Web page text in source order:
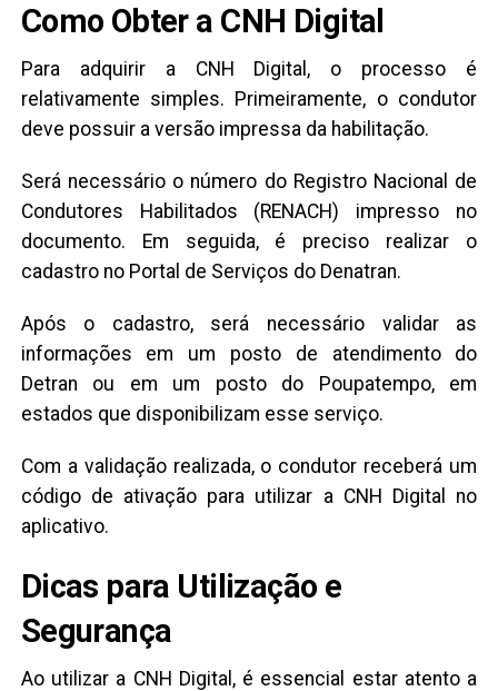
Como Obter a CNH Digital
Para adquirir a CNH Digital, o processo é
relativamente simples. Primeiramente, o condutor
deve possuir a versão impressa da habilitação.
Será necessário o número do Registro Nacional de
Condutores Habilitados (RENACH) impresso no
documento. Em seguida, é preciso realizar o
cadastro no Portal de Serviços do Denatran.
Após o cadastro, será necessário validar as
informações em um posto de atendimento do
Detran ou em um posto do Poupatempo, em
estados que disponibilizam esse serviço.
Com a validação realizada, o condutor receberá um
código de ativação para utilizar a CNH Digital no
aplicativo.
Dicas para Utilização e
Segurança
Ao utilizar a CNH Digital, é essencial estar atento a